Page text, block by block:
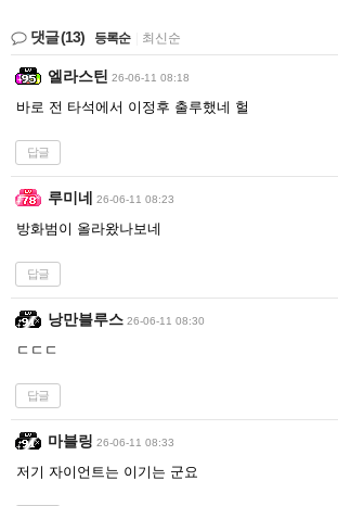
댓글(13) 등록순 최신순
엘라스틴 26-06-11 08:18
바로 전 타석에서 이정후 출루했네 헐
답글
루미네 26-06-11 08:23
방화범이 올라왔나보네
답글
낭만블루스 26-06-11 08:30
ㄷㄷㄷ
답글
마블링 26-06-11 08:33
저기 자이언트는 이기는 군요